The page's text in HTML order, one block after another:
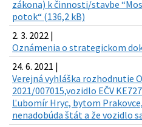
zákona) k činnosti/stavbe
potok“ (136,2 kB)
2. 3. 2022 |
Oznámenia o strategickom
24. 6. 2021 |
Verejná vyhláška rozhodnutie
2021/007015,vozidlo EČV
Ľubomír Hryc, bytom
nenadobúda štát a že vozidlo